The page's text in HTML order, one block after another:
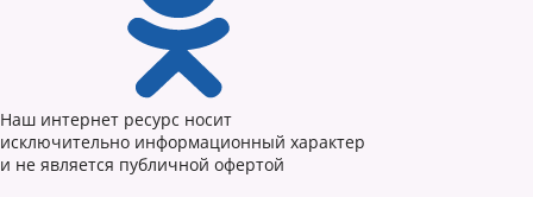
Наш интернет ресурс носит
исключительно информационный характер
и не является публичной офертой